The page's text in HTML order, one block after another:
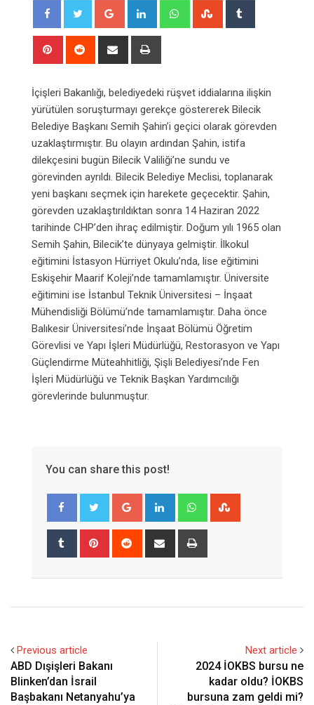
Google+ LinkedIn WhatsappStumbleUpon
Pinterest Reddit
Share
İçişleri Bakanlığı, belediyedeki rüşvet iddialarına ilişkin
yürütülen soruşturmayı gerekçe göstererek Bilecik
Belediye Başkanı Semih Şahin’i geçici olarak görevden
uzaklaştırmıştır. Bu olayın ardından Şahin, istifa
dilekçesini bugün Bilecik Valiliği’ne sundu ve
görevinden ayrıldı. Bilecik Belediye Meclisi, toplanarak
yeni başkanı seçmek için harekete geçecektir. Şahin,
görevden uzaklaştırıldıktan sonra 14 Haziran 2022
tarihinde CHP’den ihraç edilmiştir. Doğum yılı 1965 olan
Semih Şahin, Bilecik’te dünyaya gelmiştir. İlkokul
eğitimini İstasyon Hürriyet Okulu’nda, lise eğitimini
Eskişehir Maarif Koleji’nde tamamlamıştır. Üniversite
eğitimini ise İstanbul Teknik Üniversitesi – İnşaat
Mühendisliği Bölümü’nde tamamlamıştır. Daha önce
Balıkesir Üniversitesi’nde İnşaat Bölümü Öğretim
Görevlisi ve Yapı İşleri Müdürlüğü, Restorasyon ve Yapı
Güçlendirme Müteahhitliği, Şişli Belediyesi’nde Fen
İşleri Müdürlüğü ve Teknik Başkan Yardımcılığı
görevlerinde bulunmuştur.
You can share this post!
Google+ LinkedIn Whatsapp
Tumblr Pinterest Reddit
Share
Previous article
ABD Dışişleri Bakanı
Blinken’dan İsrail
Başbakanı Netanyahu’ya
Next article
2024 İOKBS bursu ne
kadar oldu? İOKBS
bursuna zam geldi mi?